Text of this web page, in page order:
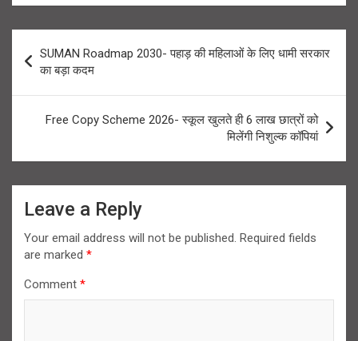
navigation
SUMAN Roadmap 2030- पहाड़ की महिलाओं के लिए धामी सरकार
का बड़ा कदम
Free Copy Scheme 2026- स्कूल खुलते ही 6 लाख छात्रों को
मिलेंगी निशुल्क कॉपियां
Leave a Reply
Your email address will not be published. Required fields
are marked *
Comment *